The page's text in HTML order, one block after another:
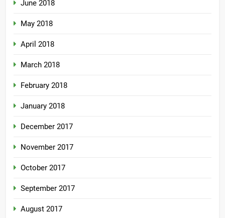
June 2018
May 2018
April 2018
March 2018
February 2018
January 2018
December 2017
November 2017
October 2017
September 2017
August 2017